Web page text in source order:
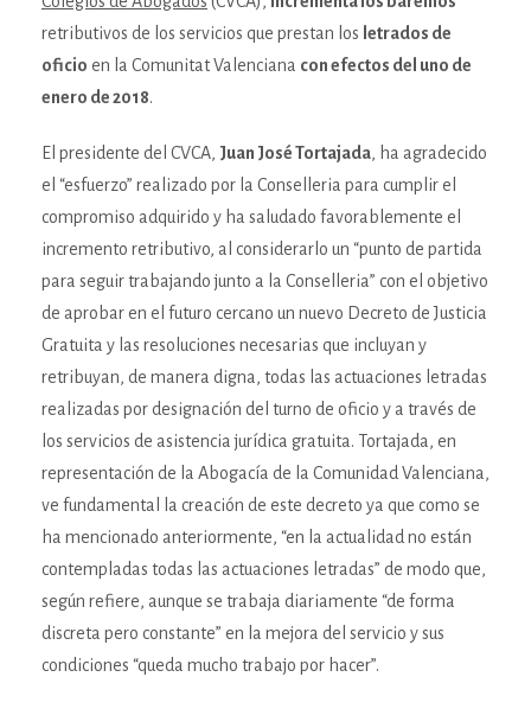
retributivos de los servicios que prestan los letrados de
oficio en la Comunitat Valenciana con efectos del uno de
enero de 2018.
El presidente del CVCA, Juan José Tortajada, ha agradecido
el “esfuerzo” realizado por la Conselleria para cumplir el
compromiso adquirido y ha saludado favorablemente el
incremento retributivo, al considerarlo un “punto de partida
para seguir trabajando junto a la Conselleria” con el objetivo
de aprobar en el futuro cercano un nuevo Decreto de Justicia
Gratuita y las resoluciones necesarias que incluyan y
retribuyan, de manera digna, todas las actuaciones letradas
realizadas por designación del turno de oficio y a través de
los servicios de asistencia jurídica gratuita. Tortajada, en
representación de la Abogacía de la Comunidad Valenciana,
ve fundamental la creación de este decreto ya que como se
ha mencionado anteriormente, “en la actualidad no están
contempladas todas las actuaciones letradas” de modo que,
según refiere, aunque se trabaja diariamente “de forma
discreta pero constante” en la mejora del servicio y sus
condiciones “queda mucho trabajo por hacer”.